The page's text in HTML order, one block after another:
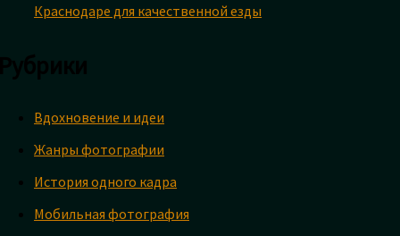
Краснодаре для качественной езды
Вдохновение и идеи
Жанры фотографии
История одного кадра
Мобильная фотография